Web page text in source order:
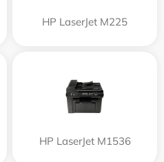
HP LaserJet M225
HP LaserJet M1536